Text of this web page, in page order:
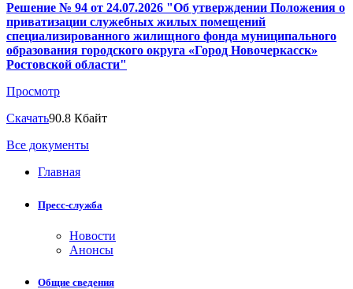
Решение № 94 от 24.07.2026 "Об утверждении Положения о
приватизации служебных жилых помещений
специализированного жилищного фонда муниципального
образования городского округа «Город Новочеркасск»
Ростовской области"
Просмотр
Скачать90.8 Кбайт
Все документы
Главная
Пресс-служба
Новости
Анонсы
Общие сведения